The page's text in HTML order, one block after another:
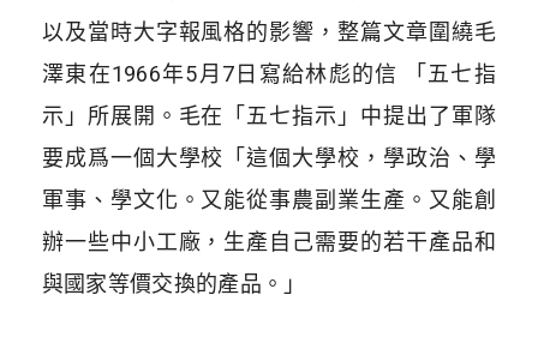
以及當時大字報風格的影響，整篇文章圍繞毛
澤東在1966年5月7日寫給林彪的信 「五七指
示」所展開。 毛在「五七指示」中提出了軍隊
要成爲一個大學校「這個大學校，學政治、學
軍事、學文化。又能從事農副業生產。又能創
辦一些中小工廠，生產自己需要的若干產品和
與國家等價交換的產品。」